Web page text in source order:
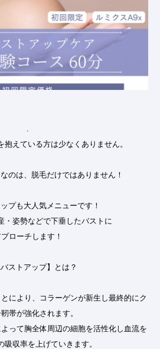
えている方は少なくありません。
のは、脱毛だけではありません！
プも大人気メニューです！
・姿勢などで下垂したバストに
プローチします！
バストアップ】とは？
により、コラーゲンが新生し最終的にク
帯が強化されます。
って胸全体周辺の細胞を活性化し血流を
吸収率を上げていきます。